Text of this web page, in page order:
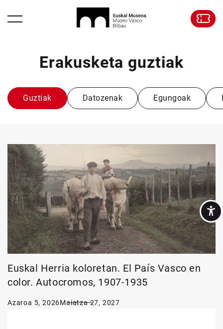
Erakusketa guztiak
Guztiak Datozenak Egungoak
Euskal Herria koloretan. El País Vasco en
color. Autocromos, 1907-1935
Azaroa 5, 2026Maiatza 27, 2027